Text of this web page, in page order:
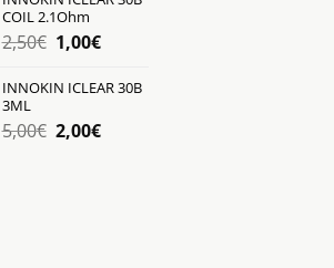
2,50€.
1,00€.
COIL 2.1Ohm
2,50€ Original
was:
1,00€Η
τιμή
1,00€.
INNOKIN ICLEAR 30B
3ML
5,00€ Original
2,00€Η